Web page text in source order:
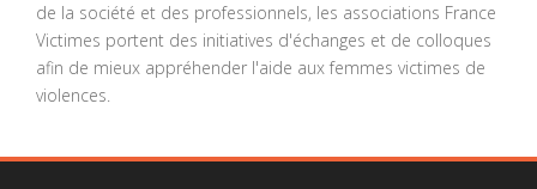
de la société et des professionnels, les associations France
Victimes portent des initiatives d'échanges et de colloques
afin de mieux appréhender l'aide aux femmes victimes de
violences.